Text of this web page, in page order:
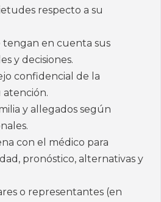
respecto a su
tengan en cuenta sus
y decisiones.
confidencial de la
atención.
y allegados según
con el médico para
pronóstico, alternativas y
o representantes (en